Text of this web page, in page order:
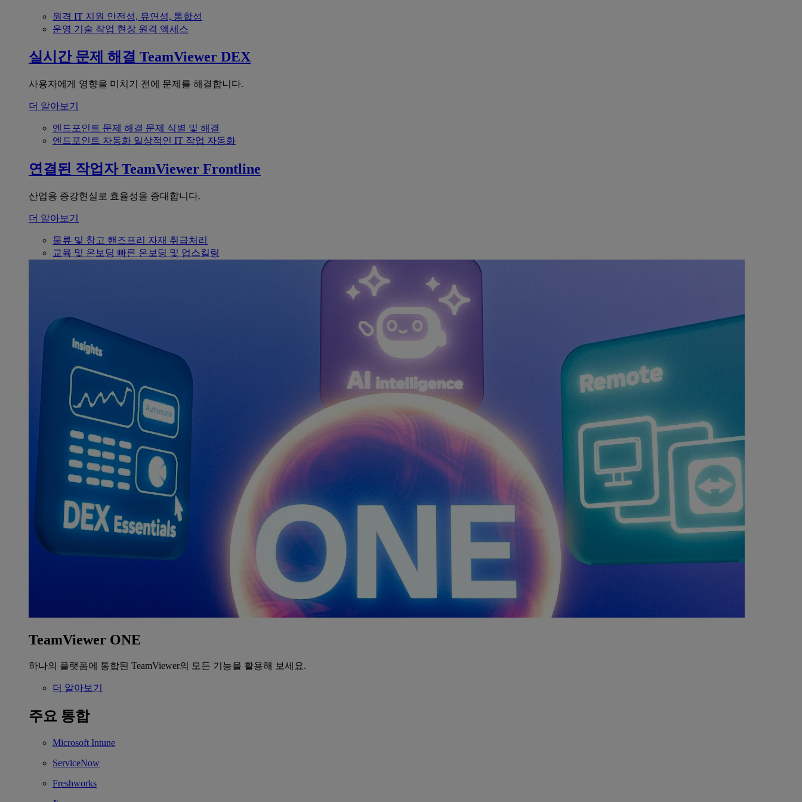
원격 IT 지원 안전성, 유연성, 통합성
운영 기술 작업 현장 원격 액세스
실시간 문제 해결 TeamViewer DEX
사용자에게 영향을 미치기 전에 문제를 해결합니다.
더 알아보기
엔드포인트 문제 해결 문제 식별 및 해결
엔드포인트 자동화 일상적인 IT 작업 자동화
연결된 작업자 TeamViewer Frontline
산업용 증강현실로 효율성을 증대합니다.
더 알아보기
물류 및 창고 핸즈프리 자재 취급처리
교육 및 온보딩 빠른 온보딩 및 업스킬링
TeamViewer ONE
하나의 플랫폼에 통합된 TeamViewer의 모든 기능을 활용해 보세요.
더 알아보기
주요 통합
Microsoft Intune
ServiceNow
Freshworks